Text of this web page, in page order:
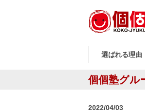
選ばれる理由
個個塾グル
投
2022/04/03